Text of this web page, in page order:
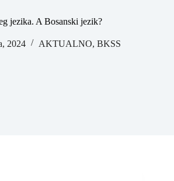
jezika. A Bosanski jezik?
2024 AKTUALNO, BKSS